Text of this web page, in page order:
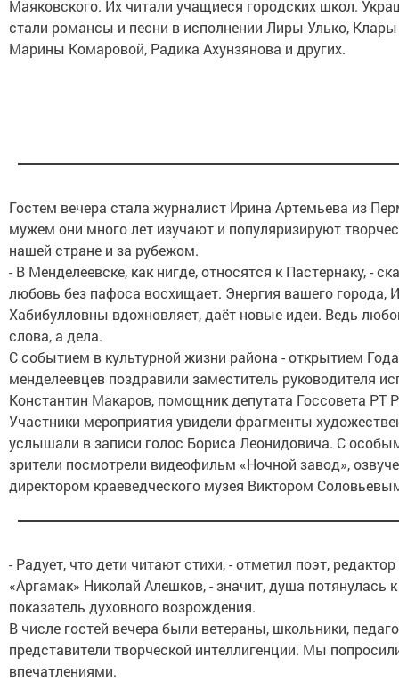
Маяковского. Их читали учащиеся городских школ.
стали романсы и песни в исполнении Лиры Улько,
Марины Комаровой, Радика Ахунзянова и других.
Гостем вечера стала журналист Ирина Артемьева из
мужем они много лет изучают и популяризируют
нашей стране и за рубежом.
- В Менделеевске, как нигде, относятся к Пастернаку, -
любовь без пафоса восхищает. Энергия вашего города,
Хабибулловны вдохновляет, даёт новые идеи. Ведь
слова, а дела.
С событием в культурной жизни района - открытием
менделеевцев поздравили заместитель руководителя
Константин Макаров, помощник депутата Госсовета РТ
Участники мероприятия увидели фрагменты
услышали в записи голос Бориса Леонидовича. С
зрители посмотрели видеофильм «Ночной завод»,
директором краеведческого музея Виктором
- Радует, что дети читают стихи, - отметил поэт,
«Аргамак» Николай Алешков, - значит, душа потянулась
показатель духовного возрождения.
В числе гостей вечера были ветераны, школьники,
представители творческой интеллигенции. Мы
впечатлениями.